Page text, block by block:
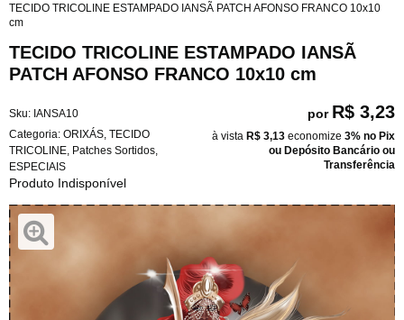
TECIDO TRICOLINE ESTAMPADO IANSÃ PATCH AFONSO FRANCO 10x10
cm
TECIDO TRICOLINE ESTAMPADO IANSÃ
PATCH AFONSO FRANCO 10x10 cm
Sku: IANSA10
Categoria: ORIXÁS TECIDO
TRICOLINE Patches Sortidos
ESPECIAIS
Produto Indisponível
por R$ 3,23
à vista R$ 3,13 economize 3% no Pix
ou Depósito Bancário ou
Transferência